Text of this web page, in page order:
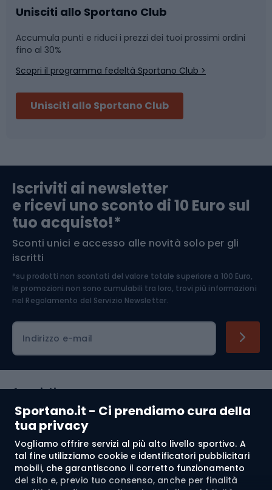
Sportano.it - Ci prendiamo cura della
tua privacy
Vogliamo offrire servizi al più alto livello sportivo. A
tal fine utilizziamo cookie e identificatori pubblicitari
mobili, che garantiscono il corretto funzionamento
del sito e, previo tuo consenso, anche per finalità
Caschi da ciclismo
Skitouring
Abbigliamento da escursionismo
Nuoto
Pattinaggio
Componenti per biciclette
Arrampicata
Medicina dello sport
Abbigliamento ciclistico
Unisciti allo Sportano Club
Accumula punti e riduci i prezzi dei tuoi prossimi ordini
fino al 30%
Scopri il programma fedeltà Sportano Club >
Unisciti allo Sportano Club
Iscriviti ai newsletter
e ricevi uno sconto di 10 Euro sul
tuo acquisto!*
Sconti unici e accesso alle novità solo per gli
iscritti
*su prodotti non scontati del valore totale superiore a 100 Euro,
le promozioni non sono cumulabili tra loro, trovi più informazioni
nel Regolamento del Servizio Newsletter.
Indirizzo e-mail
Acquisti
Servizio clienti
Regolamento
Chi siamo